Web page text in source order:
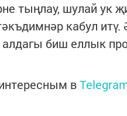
тыңлау, шулай ук
кабул
биш еллык
в